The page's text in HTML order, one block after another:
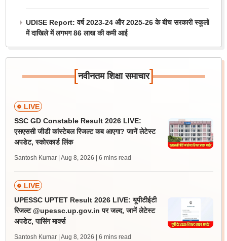
UDISE Report: वर्ष 2023-24 और 2025-26 के बीच सरकारी स्कूलों
में दाखिले में लगभग 86 लाख की कमी आई
[नवीनतम शिक्षा समाचार]
LIVE
SSC GD Constable Result 2026 LIVE:
एसएससी जीडी कांस्टेबल रिजल्ट कब आएगा? जानें लेटेस्ट
अपडेट, स्कोरकार्ड लिंक
Santosh Kumar | Aug 8, 2026 | 6 mins read
LIVE
UPESSC UPTET Result 2026 LIVE: यूपीटीईटी
रिजल्ट @upessc.up.gov.in पर जल्द, जानें लेटेस्ट
अपडेट, पासिंग मार्क्स
Santosh Kumar | Aug 8, 2026 | 6 mins read